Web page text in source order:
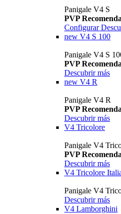
Panigale V4 S
PVP
Configurar
new V4 S 100
Panigale V4 S
PVP
Descubrir más
new V4 R
Panigale V4 R
PVP
Descubrir más
V4 Tricolore
Panigale V4
PVP
Descubrir más
V4 Tricolore
Panigale V4
Descubrir más
V4 Lamborghini